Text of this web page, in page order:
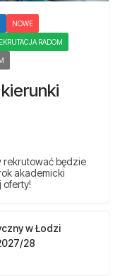
NOWE
RADOM
rekrutować będzie
akademicki
oferty!
w Łodzi
28